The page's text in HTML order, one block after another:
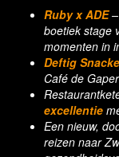
Ruby x ADE–
boetiek stage
momenten in
Deftig
Café de
excellentie
Een nieuw,
reizen naar